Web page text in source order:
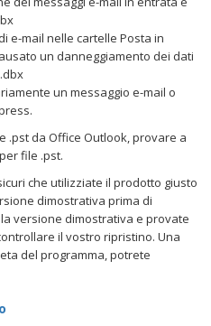
e-mail nelle cartelle Posta in
un danneggiamento dei dati
un messaggio e-mail o
.pst da Office Outlook, provare a
file .pst.
che utilizziate il prodotto giusto
dimostrativa prima di
versione dimostrativa e provate
il vostro ripristino. Una
del programma, potrete